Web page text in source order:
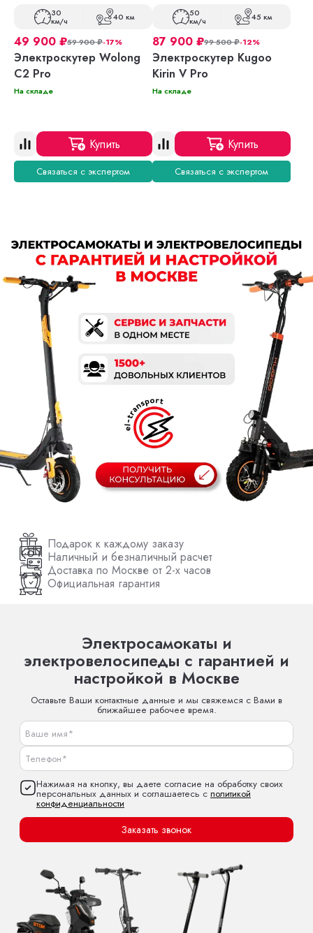
30
км/ч 40 км
49 900 ₽59 900₽-17%
Электроскутер Wolong
C2 Pro
На складе
Купить
Связаться с экспертом
50
км/ч 45 км
87 900 ₽99 500₽-12%
Электроскутер Kugoo
Kirin V Pro
На складе
Купить
Связаться с экспертом
Подарок к каждому заказу
Наличный и безналичный расчет
Доставка по Москве от 2-х часов
Официальная гарантия
Электросамокаты и
электровелосипеды с гарантией и
настройкой в Москве
Оставьте Ваши контактные данные и мы свяжемся с Вами в
ближайшее рабочее время.
Нажимая на кнопку, вы даете согласие на обработку своих
персональных данных и соглашаетесь с политикой
конфиденциальности
Заказать звонок